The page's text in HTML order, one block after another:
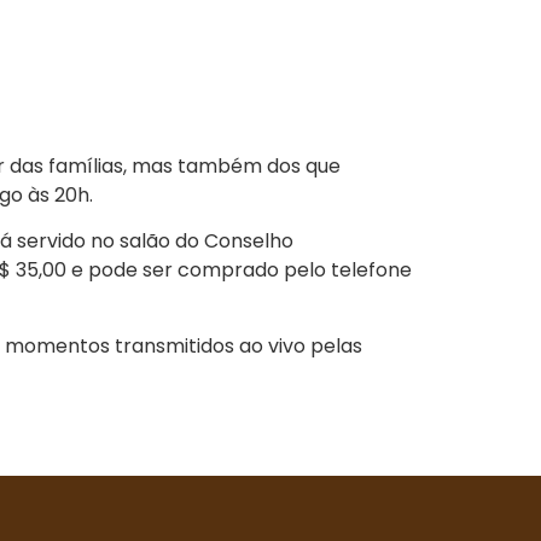
famílias, mas também dos que
às 20h.
servido no salão do Conselho
35,00 e pode ser comprado pelo telefone
transmitidos ao vivo pelas